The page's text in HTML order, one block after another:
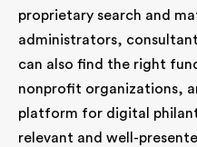
proprietary search and
administrators,
can also find the right
nonprofit organizations,
platform for digital
relevant and well-